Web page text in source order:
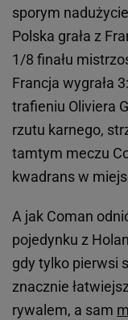
sporym
Polska grała z
1/8 finału
Francja wygrała
trafieniu Oliviera
rzutu karnego,
tamtym meczu
kwadrans w
A jak Coman
pojedynku z
gdy tylko pierwsi
znacznie
rywalem, a sam